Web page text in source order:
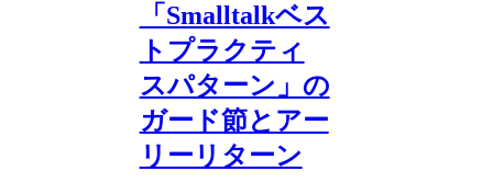
「Smalltalkベス
トプラクティ
スパターン」の
ガード節とアー
リーリターン